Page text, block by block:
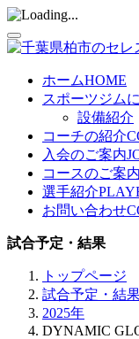
ホームHOME
スポーツジム
設備紹介
コーチの紹介
入会のご案内
コースのご案内
選手紹介
お問い合わせ
試合予定・結果
トップページ
試合予定・結
2025年
DYNAMIC